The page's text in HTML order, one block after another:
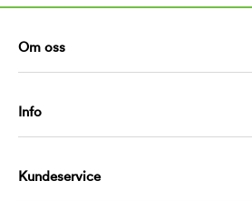
Om oss
Info
Kundeservice